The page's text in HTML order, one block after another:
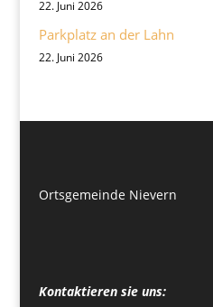
22. Juni 2026
Parkplatz an der Lahn
22. Juni 2026
Ortsgemeinde Nievern
Kontaktieren sie uns: